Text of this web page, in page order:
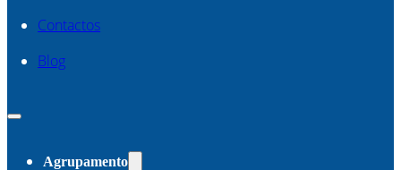
Contactos
Blog
Agrupamento